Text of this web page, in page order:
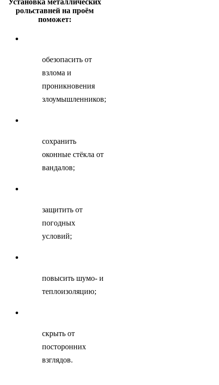
Установка металлических
рольставней на проём
поможет:
обезопасить от
взлома и
проникновения
злоумышленников;
сохранить
оконные стёкла от
вандалов;
защитить от
погодных
условий;
повысить шумо- и
теплоизоляцию;
скрыть от
посторонних
взглядов.